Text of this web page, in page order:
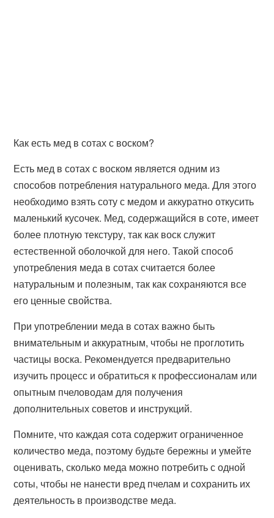
Как есть мед в сотах с воском?
Есть мед в сотах с воском является одним из
способов потребления натурального меда. Для этого
необходимо взять соту с медом и аккуратно откусить
маленький кусочек. Мед, содержащийся в соте, имеет
более плотную текстуру, так как воск служит
естественной оболочкой для него. Такой способ
употребления меда в сотах считается более
натуральным и полезным, так как сохраняются все
его ценные свойства.
При употреблении меда в сотах важно быть
внимательным и аккуратным, чтобы не проглотить
частицы воска. Рекомендуется предварительно
изучить процесс и обратиться к профессионалам или
опытным пчеловодам для получения
дополнительных советов и инструкций.
Помните, что каждая сота содержит ограниченное
количество меда, поэтому будьте бережны и умейте
оценивать, сколько меда можно потребить с одной
соты, чтобы не нанести вред пчелам и сохранить их
деятельность в производстве меда.